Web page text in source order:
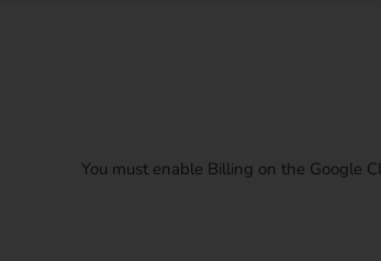
You must enable Billing on the Google